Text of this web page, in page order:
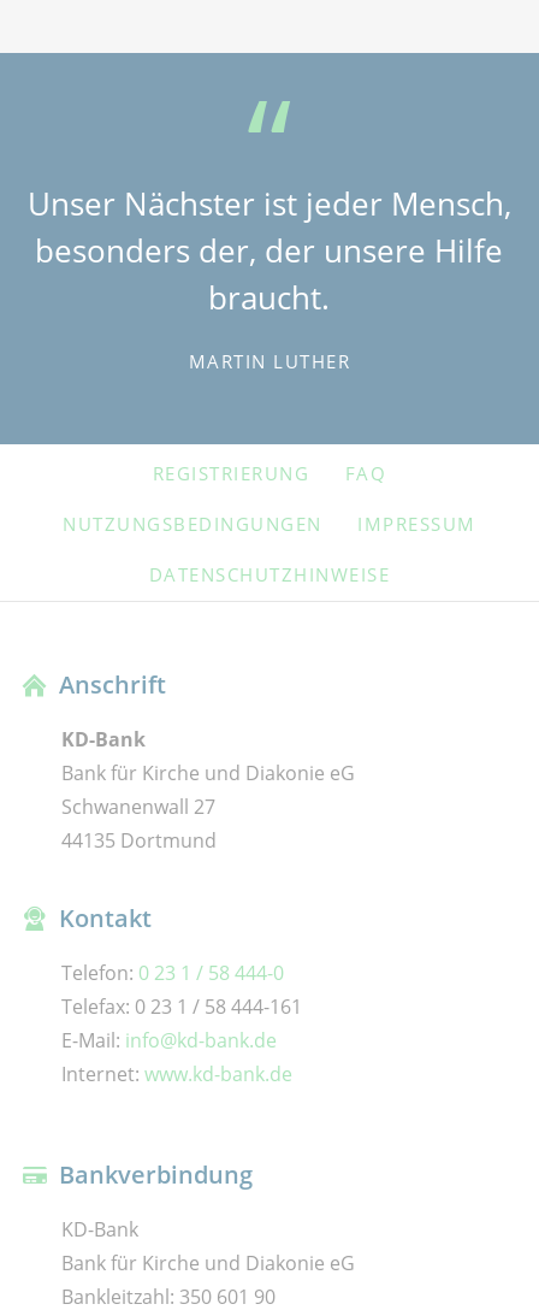
Unser Nächster ist jeder Mensch,
besonders der, der unsere Hilfe
braucht.
MARTIN LUTHER
NAVIGATION
REGISTRIERUNG FAQ
NUTZUNGSBEDINGUNGEN IMPRESSUM
DATENSCHUTZHINWEISE
Anschrift
KD-Bank
Bank für Kirche und Diakonie eG
Schwanenwall 27
44135 Dortmund
Kontakt
Telefon: 0 23 1 / 58 444-0
Telefax: 0 23 1 / 58 444-161
E-Mail: info@kd-bank.de
Internet: www.kd-bank.de
Bankverbindung
KD-Bank
Bank für Kirche und Diakonie eG
Bankleitzahl: 350 601 90